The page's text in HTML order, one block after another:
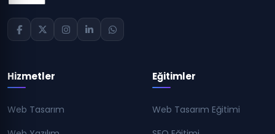
Hizmetler
Web Tasarım
Eğitimler
Web Tasarım Eğitimi